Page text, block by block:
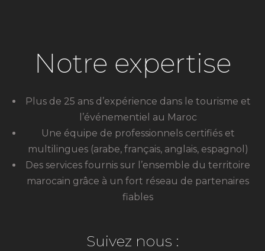
Notre expertise
Plus de 25 ans d’expérience dans le tourisme et
l’événementiel au Maroc
Une équipe de professionnels certifiés et
multilingues (arabe, français, anglais, espagnol)
Des services fournis sur l’ensemble du territoire
marocain grâce à un fort réseau de partenaires
fiables
Suivez nous :